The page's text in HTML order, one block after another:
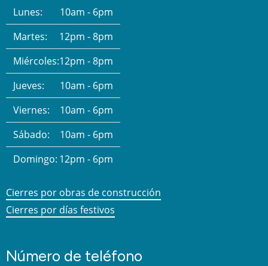
Lunes:
10am - 6pm
Martes:
12pm - 8pm
Miércoles:12pm - 8pm
Jueves:
10am - 6pm
Viernes:
10am - 6pm
Sábado:
10am - 6pm
Domingo: 12pm - 6pm
Cierres por obras de construcción
Cierres por días festivos
Número de teléfono